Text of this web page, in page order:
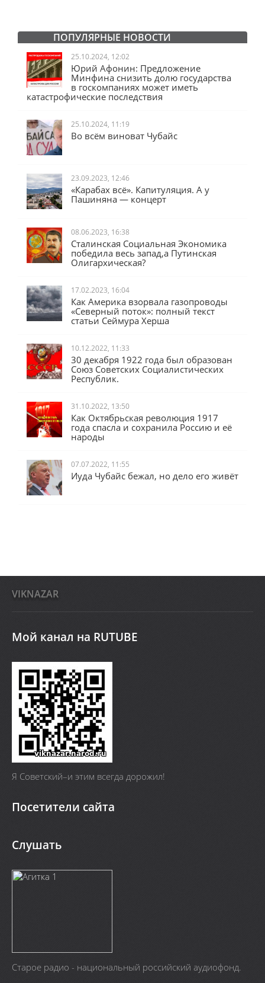
ПОПУЛЯРНЫЕ НОВОСТИ
25.10.2024, 12:02
Юрий Афонин: Предложение
Минфина снизить долю государства
в госкомпаниях может иметь
катастрофические последствия
25.10.2024, 11:19
Во всём виноват Чубайс
23.09.2023, 12:46
«Карабах всё». Капитуляция. А у
Пашиняна — концерт
08.06.2023, 16:38
Сталинская Социальная Экономика
победила весь запад,а Путинская
Олигархическая?
17.02.2023, 16:04
Как Америка взорвала газопроводы
«Северный поток»: полный текст
статьи Сеймура Херша
10.12.2022, 11:33
30 декабря 1922 года был образован
Союз Советских Социалистических
Республик.
31.10.2022, 13:50
Как Октябрьская революция 1917
года спасла и сохранила Россию и её
народы
07.07.2022, 11:55
Иуда Чубайс бежал, но дело его живёт
VIKNAZAR
Мой канал на RUTUBE
Я Cоветский–и этим всегда дорожил!
Посетители сайта
Слушать
Старое радио - национальный российский аудиофонд.